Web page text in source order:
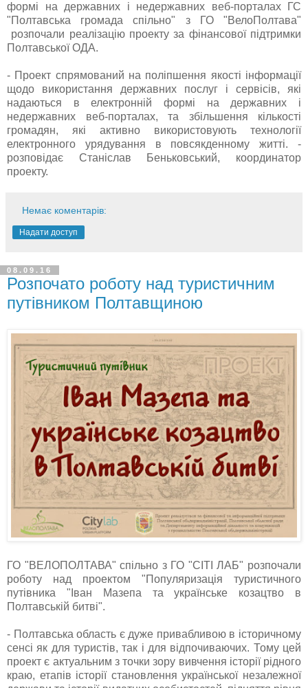
формі на державних і недержавних веб-порталах ГС
"Полтавська громада спільно" з ГО "ВелоПолтава"
розпочали реалізацію проекту за фінансової підтримки
Полтавської ОДА.
- Проект спрямований на поліпшення якості інформації
щодо використання державних послуг і сервісів, які
надаються в електронній формі на державних і
недержавних веб-порталах, та збільшення кількості
громадян, які активно використовують технології
електронного урядування в повсякденному житті. -
розповідає Станіслав Беньковський, координатор
проекту.
Немає коментарів:
Надати доступ
08.09.16
Розпочато роботу над туристичним
путівником Полтавщиною
ГО "ВЕЛОПОЛТАВА" спільно з ГО "СІТІ ЛАБ" розпочали
роботу над проектом "Популяризація туристичного
путівника "Іван Мазепа та українське козацтво в
Полтавській битві".
- Полтавська область є дуже привабливою в історичному
сенсі як для туристів, так і для відпочиваючих. Тому цей
проект є актуальним з точки зору вивчення історії рідного
краю, етапів історії становлення української незалежної